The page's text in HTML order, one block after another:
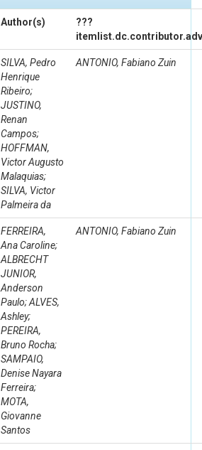
Author(s)
???
SILVA, Pedro
Henrique
Ribeiro;
JUSTINO,
Renan
Campos;
HOFFMAN,
Victor Augusto
Malaquias;
SILVA, Victor
Palmeira da
ANTONIO, Fabiano Zuin
FERREIRA,
Ana Caroline;
ALBRECHT
JUNIOR,
Anderson
Paulo; ALVES,
Ashley;
PEREIRA,
Bruno Rocha;
SAMPAIO,
Denise Nayara
Ferreira;
MOTA,
Giovanne
Santos
ANTONIO, Fabiano Zuin